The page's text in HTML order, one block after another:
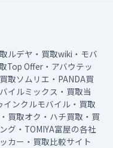
ルデヤ・買取wiki・モバ
Top Offer・アバウテッ
取ソムリエ・PANDA買
イルミックス・買取当
ンクルモバイル・買取
買取オク・ハチ買取・買
グ・TOMIYA富屋の各社
カー・買取比較サイト